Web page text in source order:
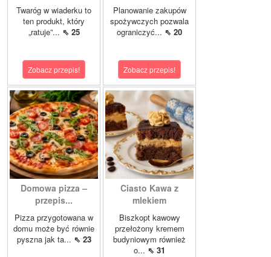
Twaróg w wiaderku to
ten produkt, który
„ratuje”... ⇖ 25
Zobacz przepis!
Planowanie zakupów
spożywczych pozwala
ograniczyć... ⇖ 20
Zobacz przepis!
Domowa pizza –
przepis...
Pizza przygotowana w
domu może być równie
pyszna jak ta... ⇖ 23
Ciasto Kawa z
mlekiem
Biszkopt kawowy
przełożony kremem
budyniowym również
o... ⇖ 31